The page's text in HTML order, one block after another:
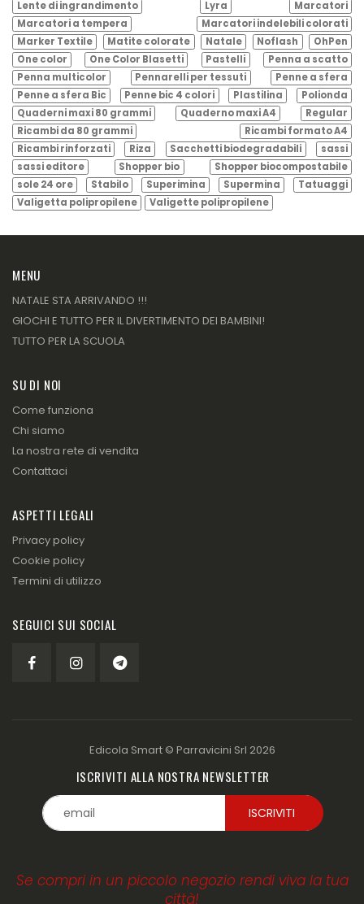
Lente di ingrandimento
Lyra
Marcatori
Marcatori a tempera
Marcatori indelebili colorati
Marker Textile
Matite colorate Natale Noflash
OhPen
One color
One Color Blasetti Pastelli
Penna a scatto
Penna multicolor
Pennarelli per tessuti
Penne a sfera
Penne a sfera Bic
Penne bic 4 colori Plastilina
Polionda
Quaderni maxi 80 grammi
Quaderno maxi A4
Regular
Ricambi da 80 grammi
Ricambi formato A4
Ricambi rinforzati
Riza Sacchetti biodegradabili
sassi
sassi editore
Shopper bio
Shopper biocompostabile
sole 24 ore
Stabilo Superimina Supermina
Tatuaggi
Valigetta polipropilene
Valigette polipropilene
MENU
NATALE STA ARRIVANDO !!!
GIOCHI E TUTTO PER IL DIVERTIMENTO DEI BAMBINI!
TUTTO PER LA SCUOLA
SU DI NOI
Come funziona
Chi siamo
La nostra rete di vendita
Contattaci
ASPETTI LEGALI
Privacy policy
Cookie policy
Termini di utilizzo
SEGUICI SUI SOCIAL
Edicola Smart © Parravicini Srl 2026
ISCRIVITI ALLA NOSTRA NEWSLETTER
Se compri in un piccolo negozio rendi viva la tua
città!